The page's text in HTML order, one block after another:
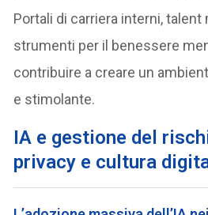
Portali di carriera interni, talent
strumenti per il benessere
contribuire a creare un
e stimolante.
IA e gestione del
privacy e cultura